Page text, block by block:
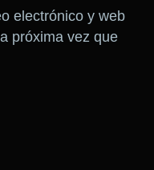
electrónico y web
próxima vez que